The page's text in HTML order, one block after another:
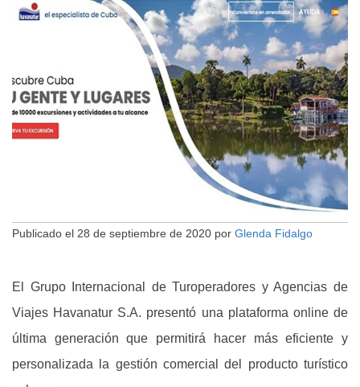
Publicado el 28 de septiembre de 2020 por Glenda Fidalgo
El Grupo Internacional de Turoperadores y Agencias de
Viajes Havanatur S.A. presentó una plataforma online de
última generación que permitirá hacer más eficiente y
personalizada la gestión comercial del producto turístico